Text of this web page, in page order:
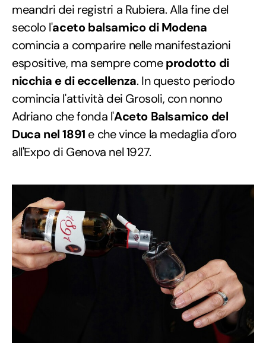
meandri dei registri a Rubiera. Alla fine del
secolo l'aceto balsamico di Modena
comincia a comparire nelle manifestazioni
espositive, ma sempre comeprodotto di
nicchia e di eccellenza. In questo periodo
comincia l'attività dei Grosoli, con nonno
Adriano che fonda l'Aceto Balsamico del
Duca nel 1891 e che vince la medaglia d'oro
all'Expo di Genova nel 1927.